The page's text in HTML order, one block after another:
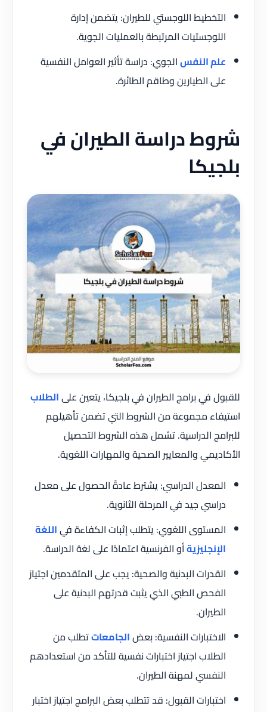
التخطيط اللوجستي للطيران: يتضمن إدارة
اللوجستيات المرتبطة بالعمليات الجوية.
علم النفسالجوي: دراسة تأثير العوامل النفسية
على الطيارين وطاقم الطائرة.
شروط دراسة الطيران في
بلجيكا
للقبول في برامج الطيران في بلجيكا، يتعين علىالطلاب
استيفاء مجموعة من الشروط التي تضمن تأهيلهم
للبرامج الدراسية. تشمل هذه الشروط التحصيل
الأكاديمي والمعايير الصحية والمهارات اللغوية.
المعدل الدراسي: يشترط عادةً الحصول على معدل
دراسي جيد في المرحلة الثانوية.
المستوى اللغوي: يتطلب إثبات الكفاءة فياللغة
الإنجليزيةأو الفرنسية اعتمادًا على لغة الدراسة.
القدرات البدنية والصحية: يجب على المتقدمين اجتياز
الفحص الطبي الذي يثبت قدرتهم البدنية على
الطيران.
الاختبارات النفسية: بعضالجامعاتتطلب من
الطلاب اجتياز اختبارات نفسية للتأكد من استعدادهم
النفسي لمهنة الطيران.
اختبارات القبول: قد تتطلب بعض البرامج اجتياز اختبار